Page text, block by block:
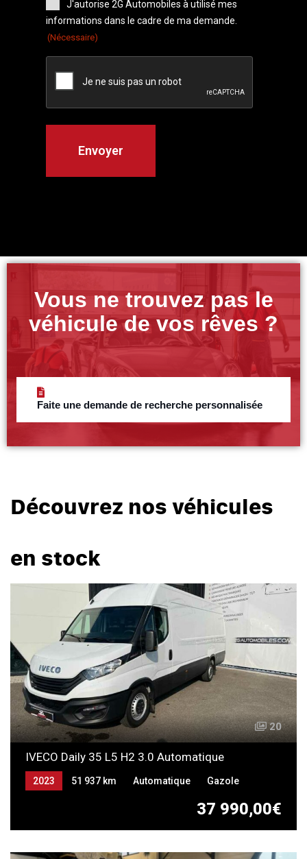
J'autorise 2G Automobiles à utilisé mes
informations dans le cadre de ma demande.
(Nécessaire)
Vous ne trouvez pas le
véhicule de vos rêves ?
Faite une demande de recherche personnalisée
Découvrez nos véhicules
en stock
20
IVECO Daily 35 L5 H2 3.0 Automatique
37 990,00€
2023 51 937 km Automatique Gazole